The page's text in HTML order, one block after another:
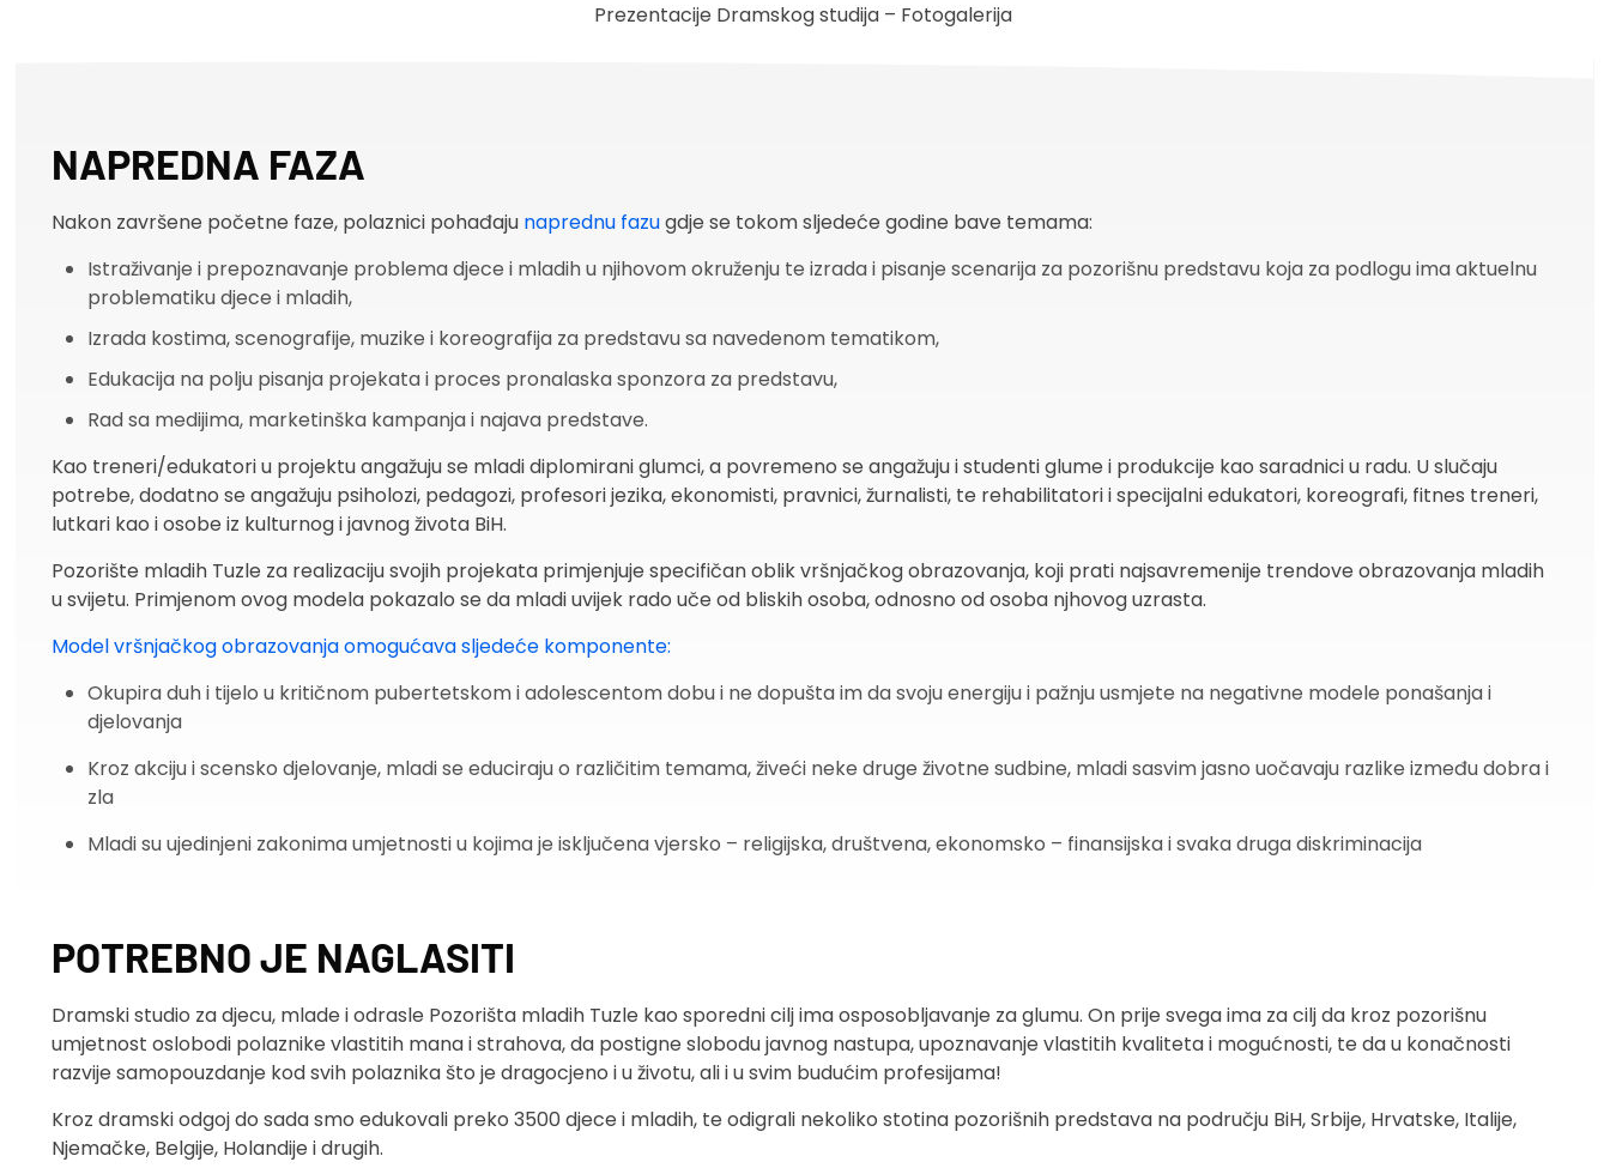
Prezentacije Dramskog studija – Fotogalerija
NAPREDNA FAZA
Nakon završene početne faze, polaznici pohađaju naprednu fazugdje se tokom sljedeće godine bave temama:
Istraživanje i prepoznavanje problema djece i mladih u njihovom okruženju te izrada i pisanje scenarija za pozorišnu predstavu koja za podlogu ima aktuelnu
problematiku djece i mladih,
Izrada kostima, scenografije, muzike i koreografija za predstavu sa navedenom tematikom,
Edukacija na polju pisanja projekata i proces pronalaska sponzora za predstavu,
Rad sa medijima, marketinška kampanja i najava predstave.
Kao treneri/edukatori u projektu angažuju se mladi diplomirani glumci, a povremeno se angažuju i studenti glume i produkcije kao saradnici u radu. U slučaju
potrebe, dodatno se angažuju psiholozi, pedagozi, profesori jezika, ekonomisti, pravnici, žurnalisti, te rehabilitatori i specijalni edukatori, koreografi, fitnes treneri,
lutkari kao i osobe iz kulturnog i javnog života BiH.
Pozorište mladih Tuzle za realizaciju svojih projekata primjenjuje specifičan oblik vršnjačkog obrazovanja, koji prati najsavremenije trendove obrazovanja mladih
u svijetu. Primjenom ovog modela pokazalo se da mladi uvijek rado uče od bliskih osoba, odnosno od osoba njhovog uzrasta.
Model vršnjačkog obrazovanja omogućava sljedeće komponente:
Okupira duh i tijelo u kritičnom pubertetskom i adolescentom dobu i ne dopušta im da svoju energiju i pažnju usmjete na negativne modele ponašanja i
djelovanja
Kroz akciju i scensko djelovanje, mladi se educiraju o različitim temama, živeći neke druge životne sudbine, mladi sasvim jasno uočavaju razlike između dobra i
zla
Mladi su ujedinjeni zakonima umjetnosti u kojima je isključena vjersko – religijska, društvena, ekonomsko – finansijska i svaka druga diskriminacija
POTREBNO JE NAGLASITI
Dramski studio za djecu, mlade i odrasle Pozorišta mladih Tuzle kao sporedni cilj ima osposobljavanje za glumu. On prije svega ima za cilj da kroz pozorišnu
umjetnost oslobodi polaznike vlastitih mana i strahova, da postigne slobodu javnog nastupa, upoznavanje vlastitih kvaliteta i mogućnosti, te da u konačnosti
razvije samopouzdanje kod svih polaznika što je dragocjeno i u životu, ali i u svim budućim profesijama!
Kroz dramski odgoj do sada smo edukovali preko 3500 djece i mladih, te odigrali nekoliko stotina pozorišnih predstava na području BiH, Srbije, Hrvatske, Italije,
Njemačke, Belgije, Holandije i drugih.